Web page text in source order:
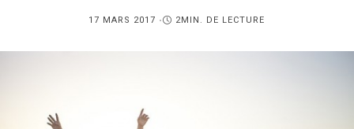
PUBLIÉ
17 MARS 2017 2MIN. DE LECTURE